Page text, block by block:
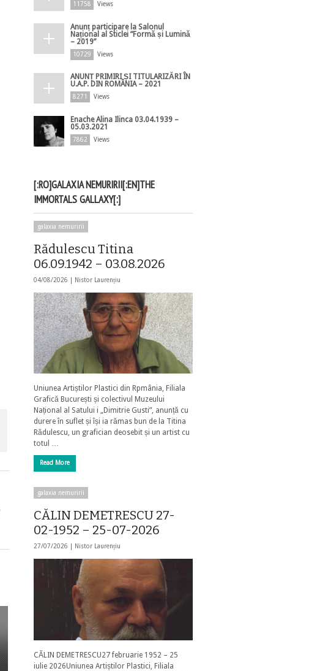
11758 Views
Anunț participare la Salonul
Național al Sticlei ”Formă și Lumină
– 2019”
10729 Views
ANUNȚ PRIMIRI ȘI TITULARIZĂRI ÎN
U.A.P. DIN ROMÂNIA – 2021
8271 Views
Enache Alina Ilinca 03.04.1939 –
05.03.2021
7862 Views
[:RO]GALAXIA NEMURIRII[:EN]THE
IMMORTALS GALLAXY[:]
galaxia nemuririi
Rădulescu Titina
06.09.1942 – 03.08.2026
04/08/2026 | Nistor Laurențiu
Uniunea Artiștilor Plastici din Rpmânia, Filiala
Grafică București și colectivul Muzeului
Național al Satului i „Dimitrie Gusti”, anunță cu
durere în suflet și își ia rămas bun de la Titina
Rădulescu, un grafician deosebit și un artist cu
totul …
Read More
galaxia nemuririi
CĂLIN DEMETRESCU 27-
02-1952 – 25-07-2026
27/07/2026 | Nistor Laurențiu
CĂLIN DEMETRESCU27 februarie 1952 – 25
iulie 2026Uniunea Artiștilor Plastici, Filiala